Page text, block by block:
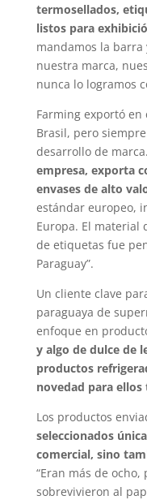
termosellados,
listos para
mandamos la barra
nuestra marca,
nunca lo logramos
Farming exportó
Brasil, pero
desarrollo de marca.
empresa, exporta
envases de alto
estándar europeo,
Europa. El material
de etiquetas fue
Paraguay”.
Un cliente clave
paraguaya de
enfoque en
y algo de dulce de
productos
novedad para ellos
Los productos
seleccionados
comercial, sino
“Eran más de
sobrevivieron al